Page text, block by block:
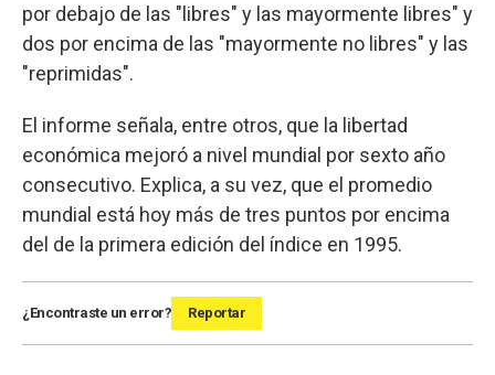
por debajo de las "libres" y las mayormente libres" y
dos por encima de las "mayormente no libres" y las
"reprimidas".
El informe señala, entre otros, que la libertad
económica mejoró a nivel mundial por sexto año
consecutivo. Explica, a su vez, que el promedio
mundial está hoy más de tres puntos por encima
del de la primera edición del índice en 1995.
¿Encontraste un error? Reportar